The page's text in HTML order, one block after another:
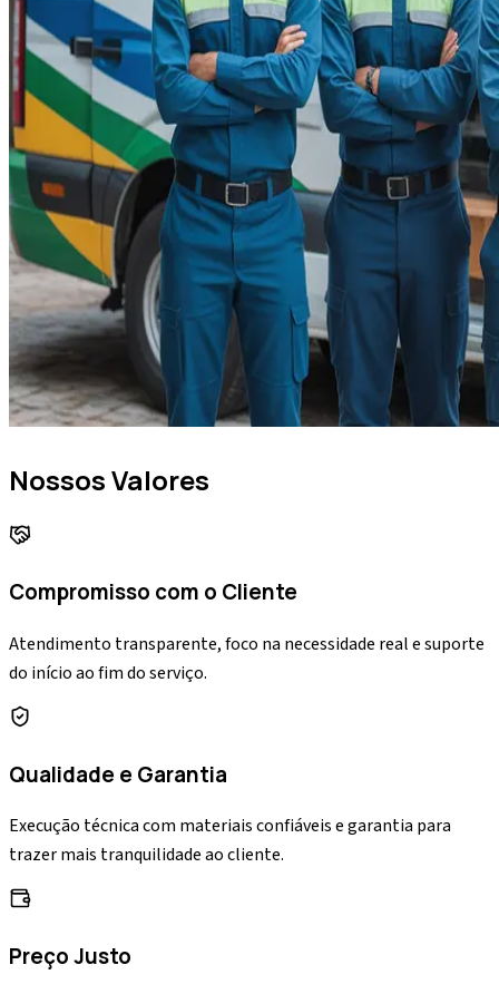
Nossos Valores
Compromisso com o Cliente
Atendimento transparente, foco na necessidade real e suporte
do início ao fim do serviço.
Qualidade e Garantia
Execução técnica com materiais confiáveis e garantia para
trazer mais tranquilidade ao cliente.
Preço Justo